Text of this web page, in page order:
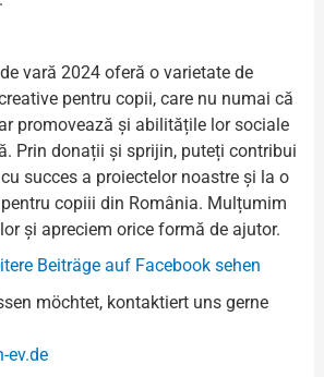
vară 2024 oferă o varietate de
pentru copii, care nu numai că
promovează și abilitățile lor sociale
Prin donații și sprijin, puteți contribui
succes a proiectelor noastre și la o
copiii din România. Mulțumim
și apreciem orice formă de ajutor.
Beiträge auf Facebook sehen
möchtet, kontaktiert uns gerne
ev.de